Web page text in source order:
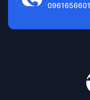
0961656601